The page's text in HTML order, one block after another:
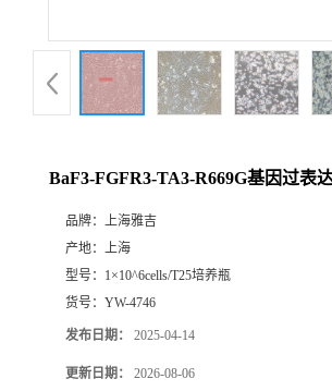
BaF3-FGFR3-TA3-R669G基因过表
品牌： 上海雅吉
产地： 上海
型号： 1×10^6cells/T25培养瓶
货号： YW-4746
发布日期： 2025-04-14
更新日期： 2026-08-06